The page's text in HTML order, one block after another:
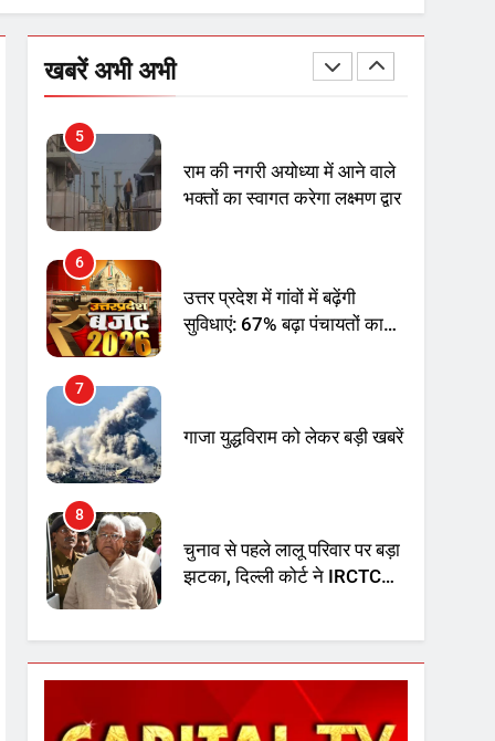
खबरें अभी अभी
4
कृषि, डेयरी, कुटीर उद्योग और
5
राम की नगरी अयोध्या में आने वाले
भक्तों का स्वागत करेगा लक्ष्मण द्वार
6
उत्तर प्रदेश में गांवों में बढ़ेंगी
सुविधाएं: 67% बढ़ा पंचायतों का
7
गाजा युद्धविराम को लेकर बड़ी खबरें
8
चुनाव से पहले लालू परिवार पर बड़ा
झटका, दिल्ली कोर्ट ने IRCTC
1
SRN अस्पताल का नाम अमर
शहीद ठाकुर रोशन सिंह के नाम पर
करने की मांग तेज